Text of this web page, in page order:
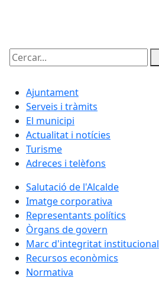
Cercar:
Ajuntament
Serveis i tràmits
El municipi
Actualitat i notícies
Turisme
Adreces i telèfons
Salutació de l'Alcalde
Imatge corporativa
Representants polítics
Òrgans de govern
Marc d'integritat institucional
Recursos econòmics
Normativa